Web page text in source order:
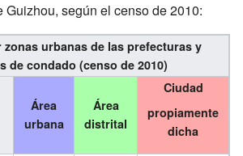
Guizhou, según el censo de 2010:
urbanas de las prefecturas y
de condado (censo de 2010)
Área
urbana
Área
distrital
Ciudad
propiamente
dicha